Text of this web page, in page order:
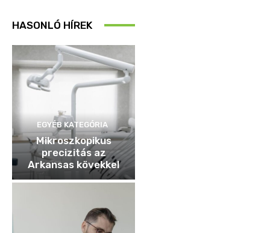
HASONLÓ HÍREK
EGYÉB KATEGÓRIA
Mikroszkopikus
precizitás az
Arkansas kövekkel